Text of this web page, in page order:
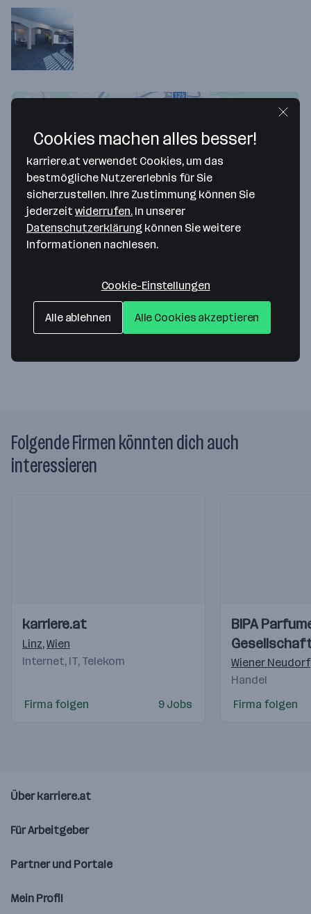
Folgende Firmen könnten dich auch
interessieren
Videos
Einblicke
Einblicke
karriere.at
Linz,Wien
Internet, IT, Telekom
Firma folgen 9 Jobs
Videos
Einblicke
Einblicke
BIPA
Wiener Neudorf
Handel
Firma folgen
Über karriere.at
Für Arbeitgeber
Partner und Portale
Mein Profil
Cookies machen alles besser!
karriere.at verwendet Cookies, um das
bestmögliche Nutzererlebnis für Sie
sicherzustellen. Ihre Zustimmung können Sie
jederzeit widerrufen. In unserer
Datenschutzerklärung können Sie weitere
Informationen nachlesen.
Cookie-Einstellungen
Alle ablehnen Alle Cookies akzeptieren